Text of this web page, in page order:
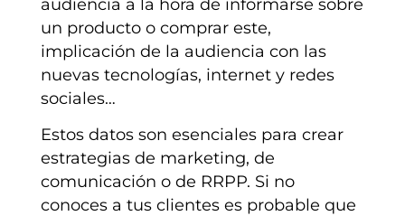
audiencia a la hora de informarse sobre
un producto o comprar este,
implicación de la audiencia con las
nuevas tecnologías, internet y redes
sociales…
Estos datos son esenciales para crear
estrategias de marketing, de
comunicación o de RRPP. Si no
conoces a tus clientes es probable que